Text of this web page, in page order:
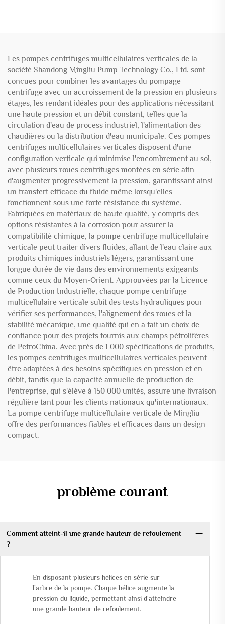
Les pompes centrifuges multicellulaires verticales de la
société Shandong Mingliu Pump Technology Co., Ltd. sont
conçues pour combiner les avantages du pompage
centrifuge avec un accroissement de la pression en plusieurs
étages, les rendant idéales pour des applications nécessitant
une haute pression et un débit constant, telles que la
circulation d'eau de process industriel, l'alimentation des
chaudières ou la distribution d'eau municipale. Ces pompes
centrifuges multicellulaires verticales disposent d'une
configuration verticale qui minimise l'encombrement au sol,
avec plusieurs roues centrifuges montées en série afin
d'augmenter progressivement la pression, garantissant ainsi
un transfert efficace du fluide même lorsqu'elles
fonctionnent sous une forte résistance du système.
Fabriquées en matériaux de haute qualité, y compris des
options résistantes à la corrosion pour assurer la
compatibilité chimique, la pompe centrifuge multicellulaire
verticale peut traiter divers fluides, allant de l'eau claire aux
produits chimiques industriels légers, garantissant une
longue durée de vie dans des environnements exigeants
comme ceux du Moyen-Orient. Approuvées par la Licence
de Production Industrielle, chaque pompe centrifuge
multicellulaire verticale subit des tests hydrauliques pour
vérifier ses performances, l'alignement des roues et la
stabilité mécanique, une qualité qui en a fait un choix de
confiance pour des projets fournis aux champs pétrolifères
de PetroChina. Avec près de 1 000 spécifications de produits,
les pompes centrifuges multicellulaires verticales peuvent
être adaptées à des besoins spécifiques en pression et en
débit, tandis que la capacité annuelle de production de
l'entreprise, qui s'élève à 150 000 unités, assure une livraison
régulière tant pour les clients nationaux qu'internationaux.
La pompe centrifuge multicellulaire verticale de Mingliu
offre des performances fiables et efficaces dans un design
compact.
problème courant
Comment atteint-il une grande hauteur de refoulement
?
En disposant plusieurs hélices en série sur
l'arbre de la pompe. Chaque hélice augmente la
pression du liquide, permettant ainsi d'atteindre
une grande hauteur de refoulement.